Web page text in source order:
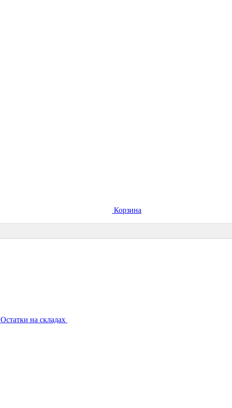
Корзина
Остатки на складах